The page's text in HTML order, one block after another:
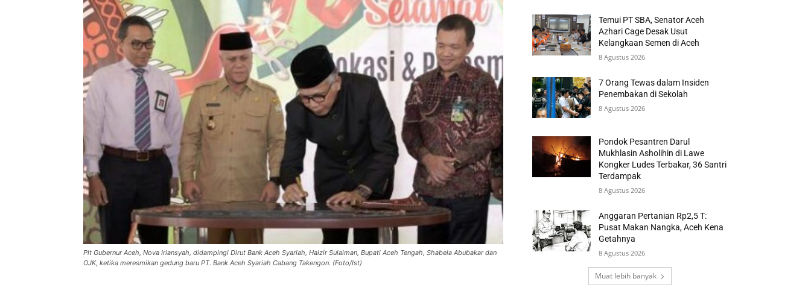
Plt Gubernur Aceh, Nova Iriansyah, didampingi Dirut Bank Aceh Syariah, Haizir Sulaiman, Bupati Aceh Tengah, Shabela Abubakar dan
OJK, ketika meresmikan gedung baru PT. Bank Aceh Syariah Cabang Takengon. (Foto/Ist)
Temui PT SBA, Senator Aceh
Azhari Cage Desak Usut
Kelangkaan Semen di Aceh
8 Agustus 2026
7 Orang Tewas dalam Insiden
Penembakan di Sekolah
8 Agustus 2026
Pondok Pesantren Darul
Mukhlasin Asholihin di Lawe
Kongker Ludes Terbakar, 36 Santri
Terdampak
8 Agustus 2026
Anggaran Pertanian Rp2,5 T:
Pusat Makan Nangka, Aceh Kena
Getahnya
8 Agustus 2026
Muat lebih banyak